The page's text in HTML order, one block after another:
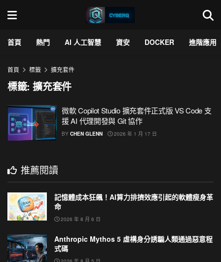
首頁 熱門 AI 人工智慧 資安 DOCKER 進階應用
首頁 標籤 擴充套件
標籤:擴充套件
微軟 Copilot Studio 擴充套件正式版 VS Code 支
援 AI 代理開發與 Git 協作
BY CHEN GLENN 2026 年 1 月 17 日
推薦閱讀
記憶體成本狂飆！AI算力排擠效應引起的軟體瘦身革
命
2026 年 8 月 6 日
Anthropic Mythos 5 虛構身分誘騙人類通過惡意程
式碼